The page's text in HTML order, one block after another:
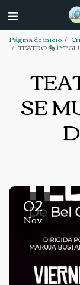
Página de inicio
TEATRO 🎭 |
SE
02
Nov